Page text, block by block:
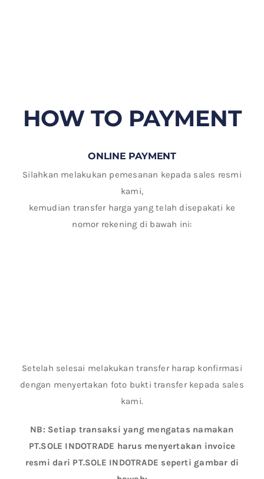
HOW TO PAYMENT
ONLINE PAYMENT
Silahkan melakukan pemesanan kepada sales resmi
kami,
kemudian transfer harga yang telah disepakati ke
nomor rekening di bawah ini:
Setelah selesai melakukan transfer harap konfirmasi
dengan menyertakan foto bukti transfer kepada sales
kami.
NB: Setiap transaksi yang mengatas namakan
PT.SOLE INDOTRADE harus menyertakan invoice
resmi dari PT.SOLE INDOTRADE seperti gambar di